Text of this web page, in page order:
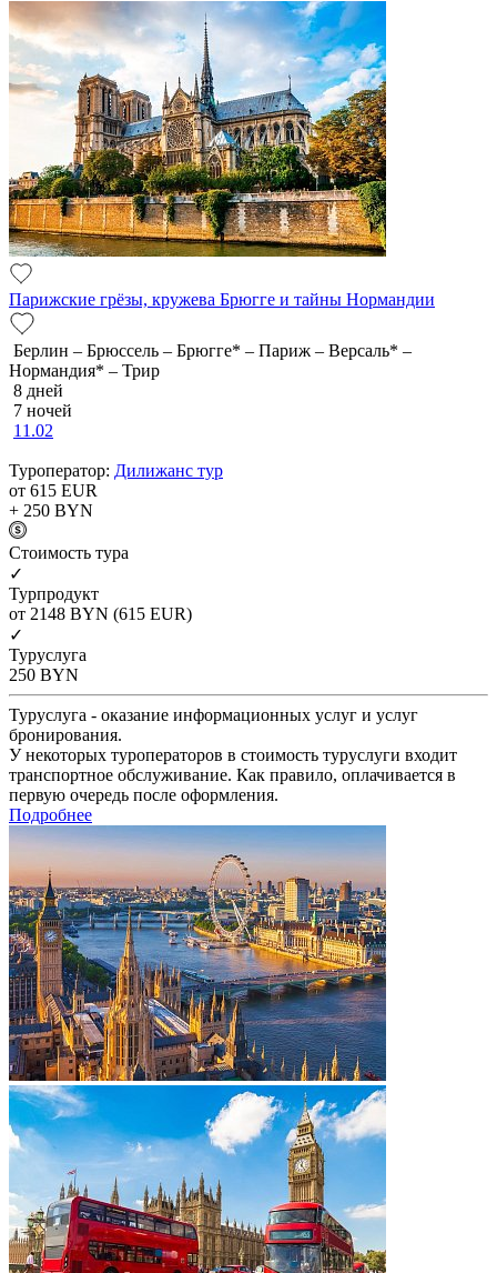
Парижские грёзы, кружева Брюгге и тайны Нормандии
Берлин – Брюссель – Брюгге* – Париж – Версаль* –
Нормандия* – Трир
8 дней
7 ночей
11.02
Туроператор: Дилижанс тур
от 615 EUR
+ 250 BYN
Cтоимость тура
✓
Турпродукт
от 2148 BYN (615 EUR)
✓
Туруслуга
250 BYN
Туруслуга - оказание информационных услуг и услуг
бронирования.
У некоторых туроператоров в стоимость туруслуги входит
транспортное обслуживание. Как правило, оплачивается в
первую очередь после оформления.
Подробнее